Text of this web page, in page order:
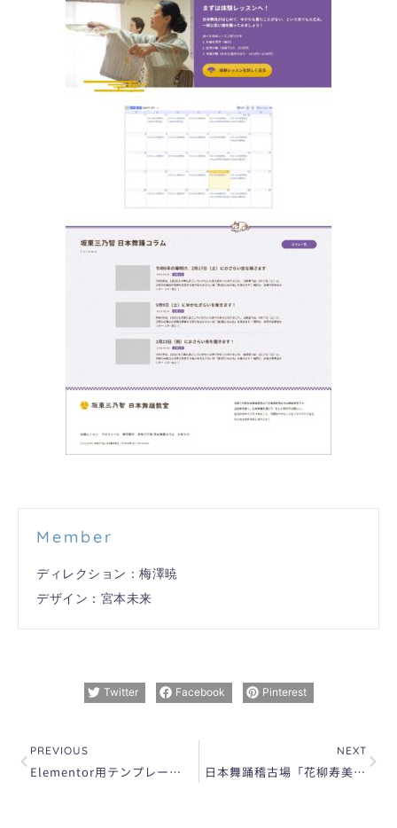
Member
ディレクション：梅澤暁
デザイン：宮本未来
Twitter Facebook Pinterest
Prev
PREVIOUS
Elementor用テンプレート「NUKUMORI」を新規制作
NEXT
日本舞踊稽古場「花柳寿美巴磨映・寿美柚里 稽古場」さまのホームページデザイン・制作